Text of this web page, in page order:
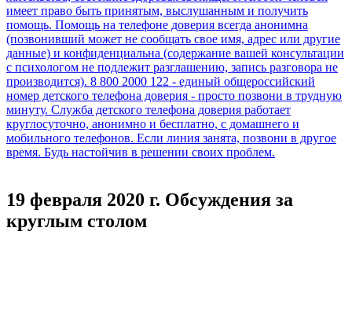
19 февраля 2020 г. Обсуждения за
круглым столом